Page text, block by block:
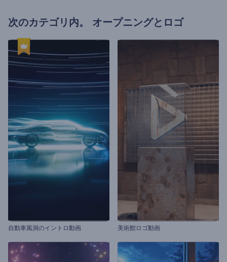
次のカテゴリ内。 オープニングとロゴ
自動車風洞のイントロ動画 美術館ロゴ動画